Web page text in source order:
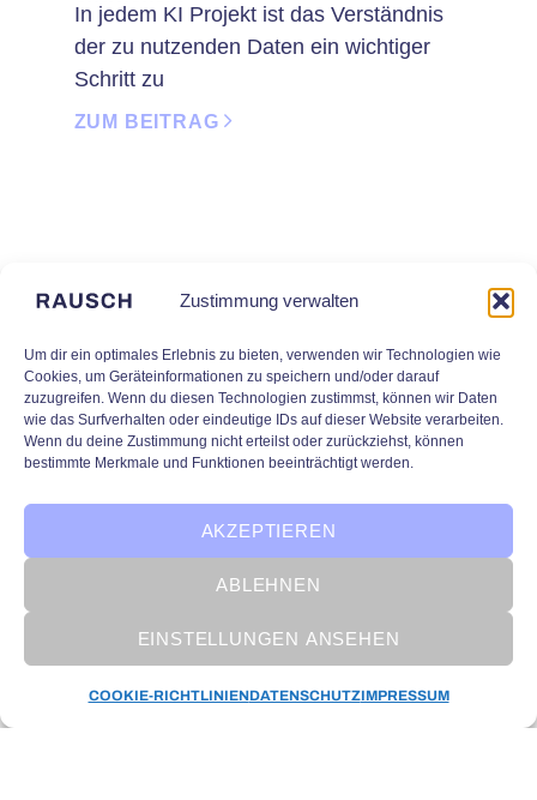
Zustimmung verwalten
Um dir ein optimales Erlebnis zu bieten, verwenden wir Technologien wie
Cookies, um Geräteinformationen zu speichern und/oder darauf
zuzugreifen. Wenn du diesen Technologien zustimmst, können wir Daten
wie das Surfverhalten oder eindeutige IDs auf dieser Website verarbeiten.
Wenn du deine Zustimmung nicht erteilst oder zurückziehst, können
bestimmte Merkmale und Funktionen beeinträchtigt werden.
AKZEPTIEREN
ABLEHNEN
EINSTELLUNGEN ANSEHEN
COOKIE-RICHTLINIENDATENSCHUTZIMPRESSUM
In jedem KI Projekt ist das Verständnis
der zu nutzenden Daten ein wichtiger
Schritt zu
ZUM BEITRAG
KI in Unternehmen
Der Circle of AI: Die wichtigsten